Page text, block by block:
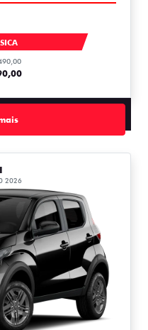
270 FLEX 2027
2026